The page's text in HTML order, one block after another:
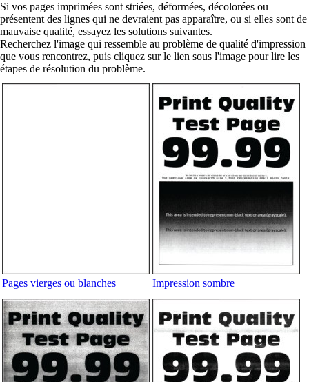
Si vos pages imprimées sont striées, déformées, décolorées ou
présentent des lignes qui ne devraient pas apparaître, ou si elles sont de
mauvaise qualité, essayez les solutions suivantes.
Recherchez l'image qui ressemble au problème de qualité d'impression
que vous rencontrez, puis cliquez sur le lien sous l'image pour lire les
étapes de résolution du problème.
Pages vierges ou blanches Impression sombre